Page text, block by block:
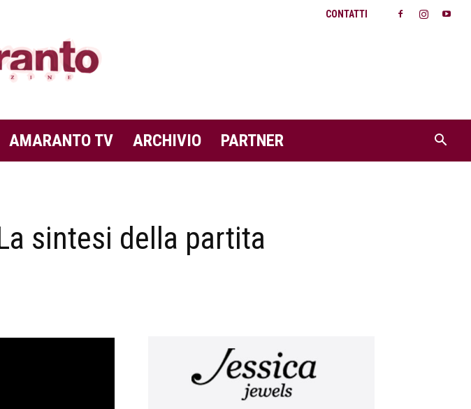
CONTATTI
Amaranto
Magazine
AMARANTO TV ARCHIVIO PARTNER
sintesi della partita